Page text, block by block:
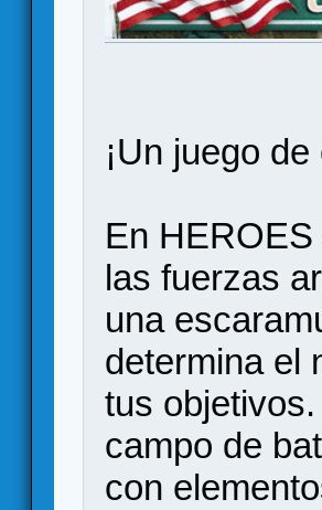
¡Un juego
En
las fuerzas
una
determina el
tus
campo de
con